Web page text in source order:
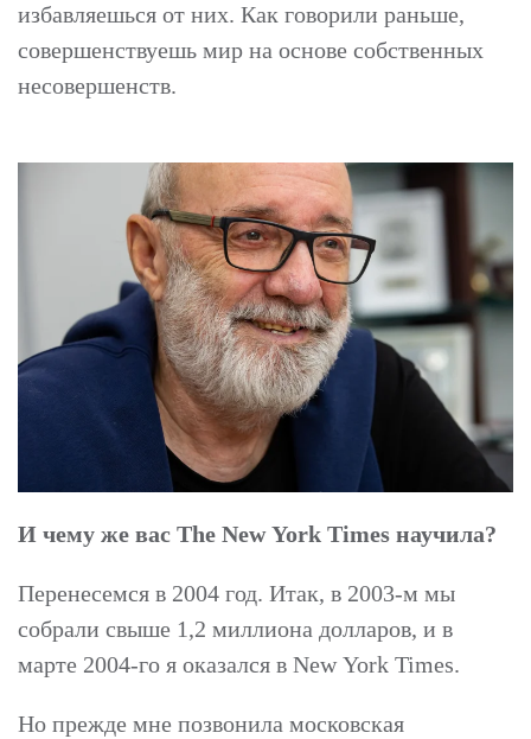
избавляешься от них. Как говорили раньше,
совершенствуешь мир на основе собственных
несовершенств.
И чему же вас The New York Times научила?
Перенесемся в 2004 год. Итак, в 2003-м мы
собрали свыше 1,2 миллиона долларов, и в
марте 2004-го я оказался в New York Times.
Но прежде мне позвонила московская